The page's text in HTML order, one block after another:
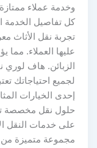
وخدمة عملاء
كل تفاصيل الخدمة
تجربة نقل الأثاث
عليها العملاء. مما
الزبائن. هاف
لجميع
إحدى الخيارات
حلول نقل مخصصة
على خدمات النقل
مجموعة متميزة من